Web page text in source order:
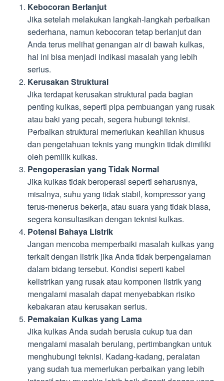
Kebocoran Berlanjut
Jika setelah melakukan langkah-langkah perbaikan
sederhana, namun kebocoran tetap berlanjut dan
Anda terus melihat genangan air di bawah kulkas,
hal ini bisa menjadi indikasi masalah yang lebih
serius.
Kerusakan Struktural
Jika terdapat kerusakan struktural pada bagian
penting kulkas, seperti pipa pembuangan yang rusak
atau baki yang pecah, segera hubungi teknisi.
Perbaikan struktural memerlukan keahlian khusus
dan pengetahuan teknis yang mungkin tidak dimiliki
oleh pemilik kulkas.
Pengoperasian yang Tidak Normal
Jika kulkas tidak beroperasi seperti seharusnya,
misalnya, suhu yang tidak stabil, kompressor yang
terus-menerus bekerja, atau suara yang tidak biasa,
segera konsultasikan dengan teknisi kulkas.
Potensi Bahaya Listrik
Jangan mencoba memperbaiki masalah kulkas yang
terkait dengan listrik jika Anda tidak berpengalaman
dalam bidang tersebut. Kondisi seperti kabel
kelistrikan yang rusak atau komponen listrik yang
mengalami masalah dapat menyebabkan risiko
kebakaran atau kerusakan serius.
Pemakaian Kulkas yang Lama
Jika kulkas Anda sudah berusia cukup tua dan
mengalami masalah berulang, pertimbangkan untuk
menghubungi teknisi. Kadang-kadang, peralatan
yang sudah tua memerlukan perbaikan yang lebih